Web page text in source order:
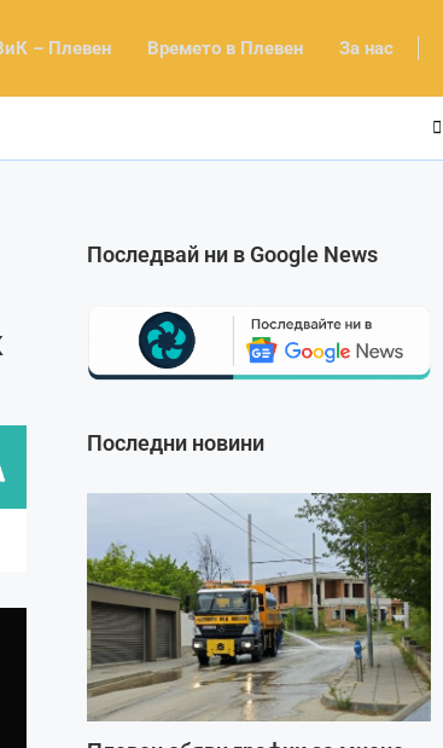
– Плевен Времето в Плевен За нас
Последвай ни в Google News
Последни новини